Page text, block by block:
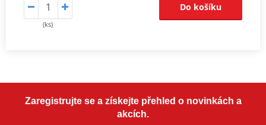
(ks)
Do košíku
Zaregistrujte se a získejte přehled o novinkách a
akcích.